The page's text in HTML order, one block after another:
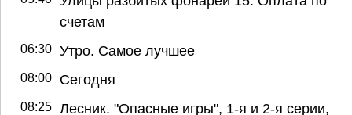
счетам
06:30 Утро. Самое лучшее
08:00 Сегодня
08:25 Лесник. "Опасные игры", 1-я и 2-я серии,